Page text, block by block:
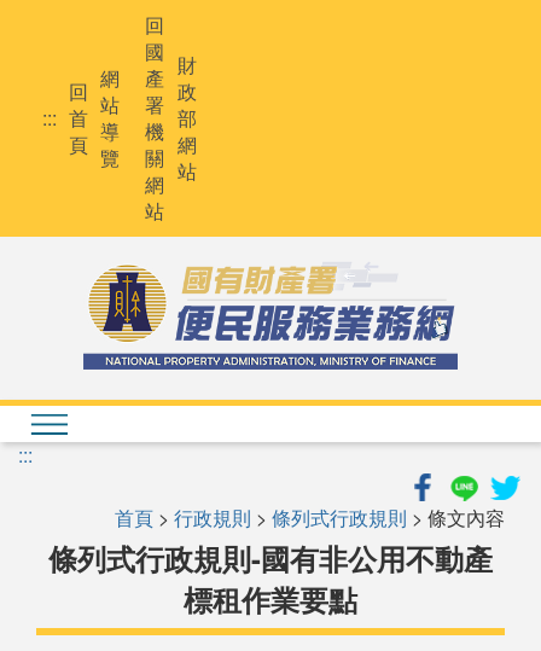
:::
回
首
頁
網
站
導
覽
回
國
產
署
機
關
網
站
財
政
部
網
站
:::
首頁 > 行政規則 > 條列式行政規則 > 條文內容
條列式行政規則-國有非公用不動產
標租作業要點